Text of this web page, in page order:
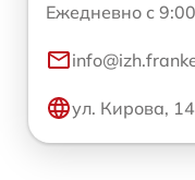
Ежедневно с
ул. Кирова,